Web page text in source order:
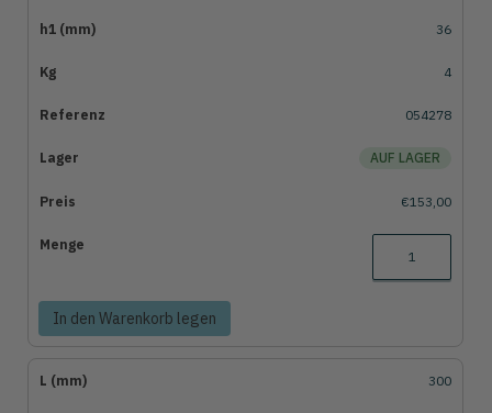
36
4
054278
AUF LAGER
€153,00
In den Warenkorb legen
300